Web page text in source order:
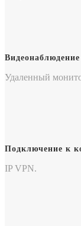
Видеонаблюдение
Удаленный
Подключение к
IP VPN.